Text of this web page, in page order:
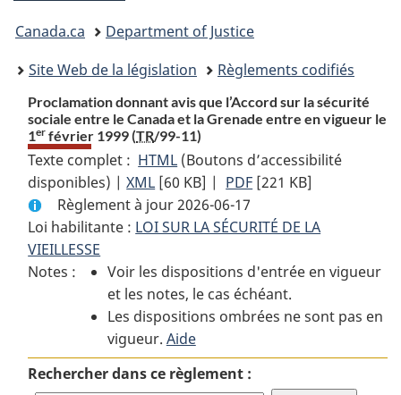
You
are
here:
Canada.ca
Department of Justice
Site Web de la législation
Règlements codifiés
Proclamation donnant avis que l’Accord sur la sécurité
sociale entre le Canada et la Grenade entre en vigueur le
1er février 1999 (TR/99-11)
Texte complet : HTML Texte
complet
:
Proclamation
avis
que
l’Accord
sur
la
sécurité
(Boutons d’accessibilité
disponibles) |XML Texte
complet
:
donnant
avis
que
l’Accord
sur
la
[60 KB] | PDF Texte
:
donnant
avis
que
sur
[221 KB]
Règlement à jour 2026-06-17
Loi habilitante : LOI SUR LA SÉCURITÉ DE LA
VIEILLESSE
Notes :
Voir les dispositions d'entrée en vigueur
et les notes, le cas échéant.
Les dispositions ombrées ne sont pas en
vigueur. Aide
Rechercher dans ce règlement :